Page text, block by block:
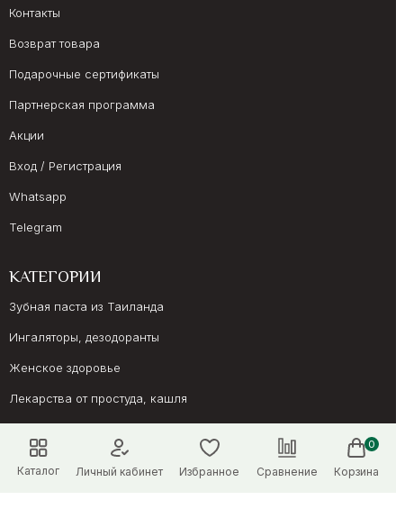
Каталог Личный кабинет Избранное Сравнение
0
Корзина
Контакты
Возврат товара
Подарочные сертификаты
Партнерская программа
Акции
Вход / Регистрация
Whatsapp
Telegram
КАТЕГОРИИ
Зубная паста из Таиланда
Ингаляторы, дезодоранты
Женское здоровье
Лекарства от простуда, кашля
Онкология, суставы